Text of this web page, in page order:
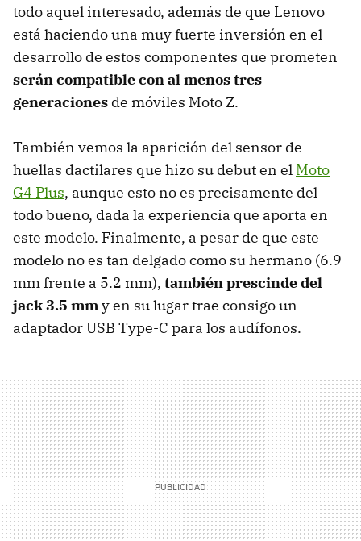
todo aquel interesado, además de que Lenovo
está haciendo una muy fuerte inversión en el
desarrollo de estos componentes que prometen
serán compatible con al menos tres
generaciones de móviles Moto Z.
También vemos la aparición del sensor de
huellas dactilares que hizo su debut en el Moto
G4 Plus, aunque esto no es precisamente del
todo bueno, dada la experiencia que aporta en
este modelo. Finalmente, a pesar de que este
modelo no es tan delgado como su hermano (6.9
mm frente a 5.2 mm), también prescinde del
jack 3.5 mmy en su lugar trae consigo un
adaptador USB Type-C para los audífonos.